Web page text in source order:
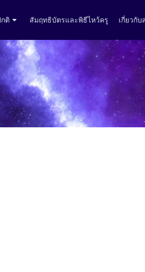
ติ สัมฤทธิบัตรและพิธีไหว้ครู เกี่ยวกั